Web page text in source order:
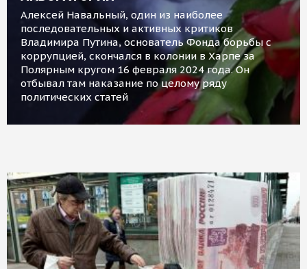
Алексей Навальный, один из наиболее
последовательных и активных критиков
Владимира Путина, основатель Фонда борьбы с
коррупцией, скончался в колонии в Харпе за
Полярным кругом 16 февраля 2024 года. Он
отбывал там наказание по целому ряду
политических статей